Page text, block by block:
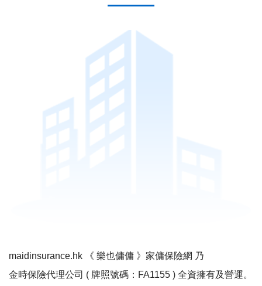
maidinsurance.hk 《 樂也傭傭 》家傭保險網 乃
金時保險代理公司 ( 牌照號碼 ：FA1155 ) 全資擁有及營運。